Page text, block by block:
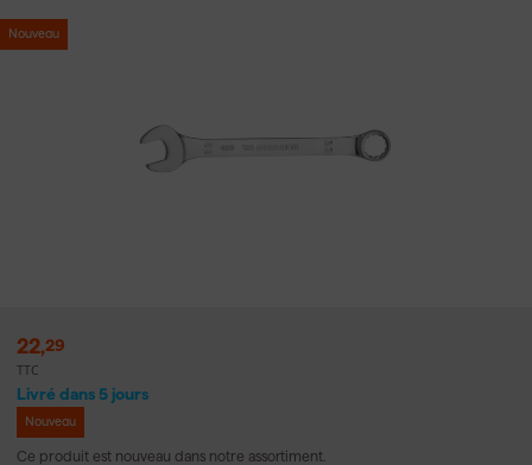
Nouveau
22,29
TTC
Livré dans 5 jours
Nouveau
Ce produit est nouveau dans notre assortiment.